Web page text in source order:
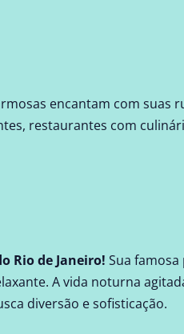
encantam com
restaurantes com
Rio de Janeiro! Sua
A vida noturna
diversão e sofisticação.